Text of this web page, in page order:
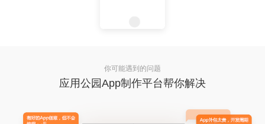
你可能遇到的问题
应用公园App制作平台帮你解决